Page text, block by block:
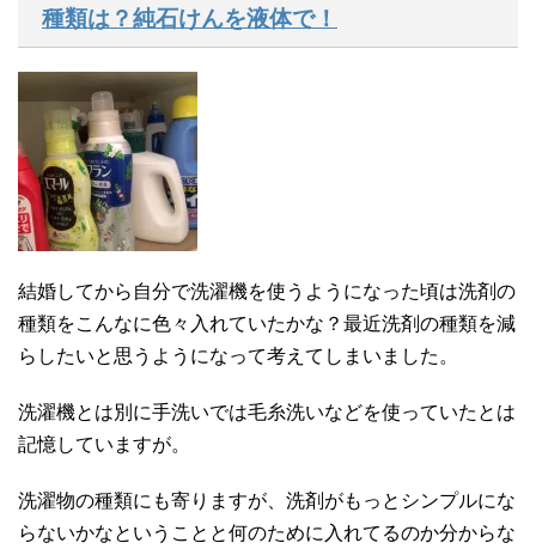
種類は？純石けんを液体で！
結婚してから自分で洗濯機を使うようになった頃は洗剤の
種類をこんなに色々入れていたかな？最近洗剤の種類を減
らしたいと思うようになって考えてしまいました。
洗濯機とは別に手洗いでは毛糸洗いなどを使っていたとは
記憶していますが。
洗濯物の種類にも寄りますが、洗剤がもっとシンプルにな
らないかなということと何のために入れてるのか分からな